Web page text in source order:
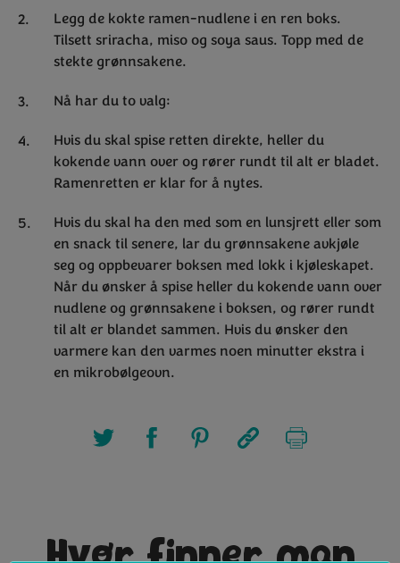
Legg de kokte ramen-nudlene i en ren boks.
Tilsett sriracha, miso og soya saus. Topp med de
stekte grønnsakene.
Nå har du to valg:
Hvis du skal spise retten direkte, heller du
kokende vann over og rører rundt til alt er bladet.
Ramenretten er klar for å nytes.
Hvis du skal ha den med som en lunsjrett eller som
en snack til senere, lar du grønnsakene avkjøle
seg og oppbevarer boksen med lokk i kjøleskapet.
Når du ønsker å spise heller du kokende vann over
nudlene og grønnsakene i boksen, og rører rundt
til alt er blandet sammen. Hvis du ønsker den
varmere kan den varmes noen minutter ekstra i
en mikrobølgeovn.